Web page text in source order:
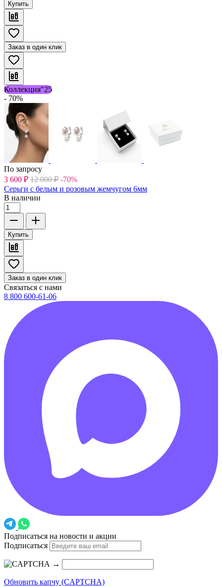
Купить
Заказ в один клик
Коллекция"25
- 70%
По запросу
3 600 ₽ 12 000 ₽ -70%
Серьги с белым и розовым жемчугом 6мм
В наличии
Купить
Заказ в один клик
Связаться с нами
8 800 600-61-06
Подписаться на новости и акции
Подписаться
→
Обновить капчу (CAPTCHA)